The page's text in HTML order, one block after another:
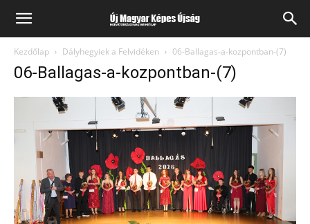
Kezdőlap Dályhegyiek a Felvidéken 06-Ballagas-a-kozpontban-(7)
06-Ballagas-a-kozpontban-(7)